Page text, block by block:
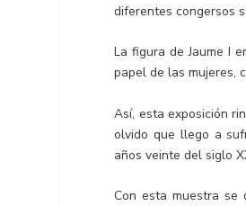
diferentes congersos
La figura de Jaume I
papel de las mujeres,
Así, esta exposición
olvido que llego a
años veinte del siglo
Con esta muestra se